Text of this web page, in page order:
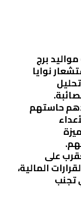
برج
نوايا
حاستهم
على
المالية،
تجنب